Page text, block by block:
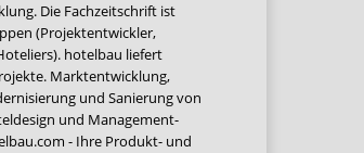
Die Fachzeitschrift ist
(Projektentwickler,
hotelbau liefert
Marktentwicklung,
und Sanierung von
und Management-
- Ihre Produkt- und